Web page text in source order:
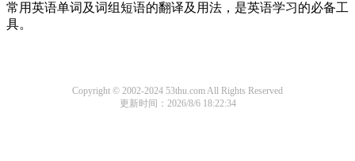
常用英语单词及词组短语的翻译及用法，是英语学习的必备工
具。
Copyright © 2002-2024 53thu.com All Rights Reserved
更新时间：2026/8/6 18:22:34